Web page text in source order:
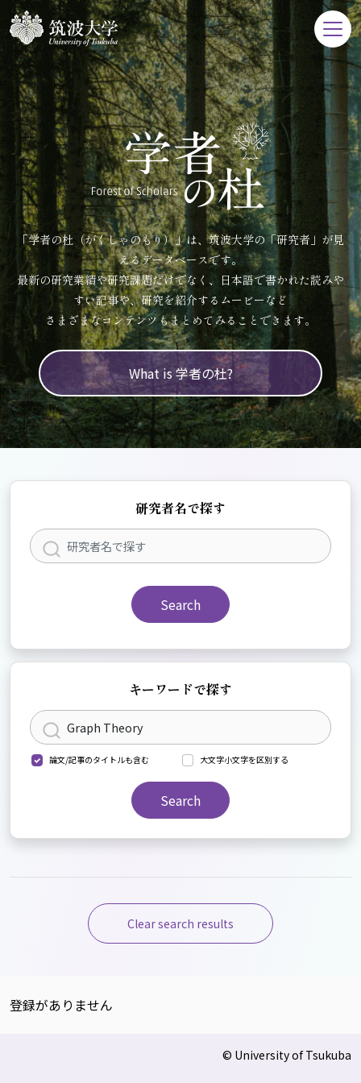
「学者の杜（がくしゃのもり）」は、筑波大学の「研究者」が見
えるデータベースです。
最新の研究業績や研究課題だけでなく、日本語で書かれた読みや
すい記事や、研究を紹介するムービーなど
さまざまなコンテンツもまとめてみることできます。
What is 学者の杜?
研究者名で探す
Search
キーワードで探す
論文/記事のタイトルも含む 大文字小文字を区別する
Search
Clear search results
登録がありません
© University of Tsukuba